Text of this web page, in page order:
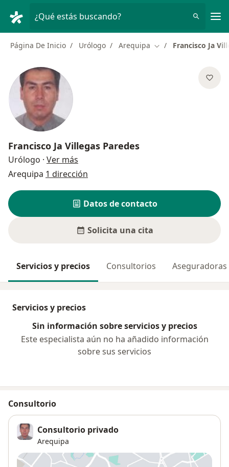
¿Qué estás buscando?
Página De Inicio Urólogo Arequipa Cambiar de ciudad
Francisco Ja
Francisco Ja Villegas Paredes
Urólogo · Ver más
Arequipa 1 dirección
Datos de contacto
Solicita una cita
Servicios y precios Consultorios Aseguradoras
Servicios y precios
Sin información sobre servicios y precios
Este especialista aún no ha añadido información
sobre sus servicios
Consultorio
Consultorio privado
Arequipa